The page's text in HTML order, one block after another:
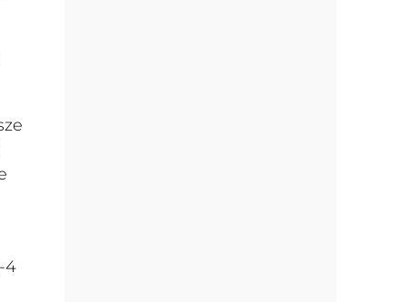
4